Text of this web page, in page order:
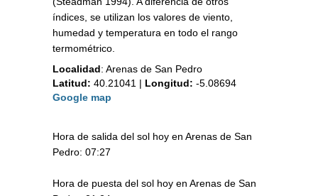
índices, se utilizan los valores de viento,
humedad y temperatura en todo el rango
termométrico.
Localidad: Arenas de San Pedro
Latitud: 40.21041 | Longitud: -5.08694
Google map
Hora de salida del sol hoy en Arenas de San
Pedro: 07:27
Hora de puesta del sol hoy en Arenas de San